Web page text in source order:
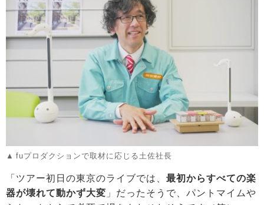
fuプロダクションで取材に応じる土佐社長
「ツアー初日の東京のライブでは、 最初からすべての楽
器が壊れて動かず大変 」だったそうで、パントマイムや